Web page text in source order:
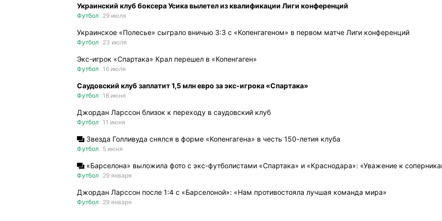
Украинский клуб боксера Усика вылетел из квалификации Лиги конференций
Футбол 29 июля
Украинское «Полесье» сыграло вничью 3:3 с «Копенгагеном» в первом матче Лиги конференций
Футбол 23 июля
Экс-игрок «Спартака» Крал перешел в «Копенгаген»
Футбол 16 июля
Саудовский клуб заплатит 1,5 млн евро за экс-игрока «Спартака»
Футбол 18 июня
Джордан Ларссон близок к переходу в саудовский клуб
Футбол 11 июня
Звезда Голливуда снялся в форме «Копенгагена» в честь 150-летия клуба
Футбол 5 июня
«Барселона» выложила фото с экс-футболистами «Спартака» и «Краснодара»: «Уважение к
Футбол 29 января
Джордан Ларссон после 1:4 с «Барселоной»: «Нам противостояла лучшая команда мира»
Футбол 29 января